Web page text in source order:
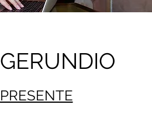
GERUNDIO
PRESENTE